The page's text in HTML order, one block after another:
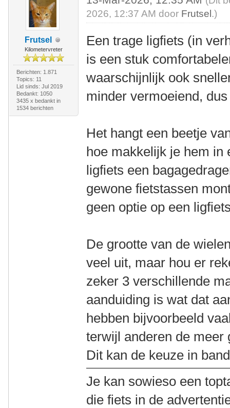
Frutsel
Kilometervreter
Berichten: 1.871
Topics: 11
Lid sinds: Jul 2019
Bedankt: 1050
3435 x bedankt in
1534 berichten
2026, 12:37 AM door Frutsel .)
Een trage ligfiets (in
is een stuk
waarschijnlijk ook
minder vermoeiend,
Het hangt een beetje
hoe makkelijk je hem in
ligfiets een
gewone fietstassen
geen optie op een
De grootte van de
veel uit, maar hou er
zeker 3 verschillende
aanduiding is wat dat
hebben bijvoorbeeld
terwijl anderen de meer
Dit kan de keuze in
Je kan sowieso een
die fiets in de